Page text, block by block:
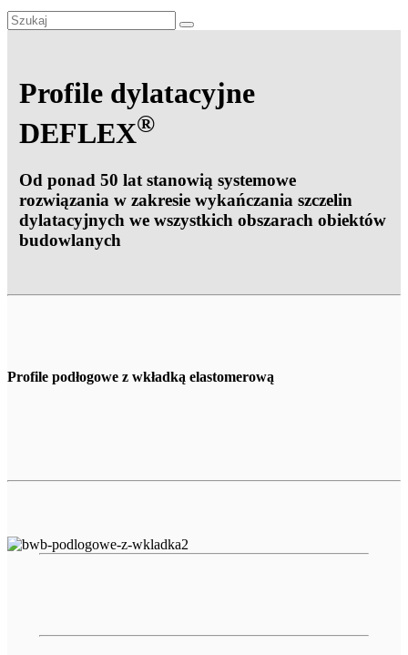
Profile dylatacyjne
DEFLEX®
Od ponad 50 lat stanowią systemowe
rozwiązania w zakresie wykańczania szczelin
dylatacyjnych we wszystkich obszarach obiektów
budowlanych
Profile podłogowe z wkładką elastomerową